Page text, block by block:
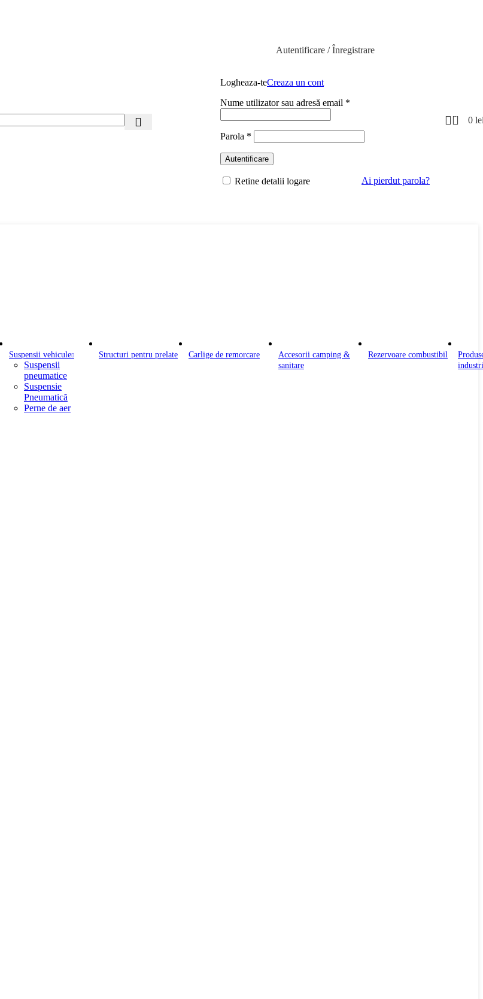
Autentificare / Înregistrare
Logheaza-teCreaza un cont
Nume utilizator sau adresă email *
Parola *
Autentificare
Ai pierdut parola?
Retine detalii logare
0 0
Suspensii vehicule
Suspensii
pneumatice
Suspensie
Pneumatică
Perne de aer
Structuri pentru prelate Carlige de remorcare
Accesorii camping &
sanitare
Rezervoare combustibil